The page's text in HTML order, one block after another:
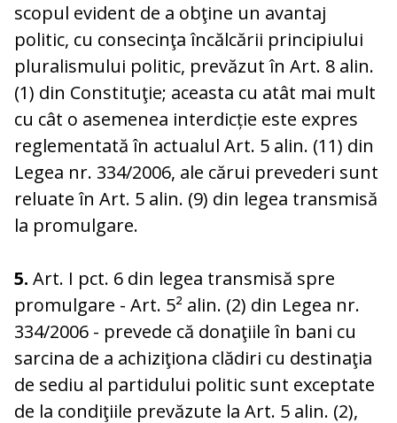
scopul evident de a obţine un avantaj
politic, cu consecinţa încălcării principiului
pluralismului politic, prevăzut în Art. 8 alin.
(1) din Constituţie; aceasta cu atât mai mult
cu cât o asemenea interdicție este expres
reglementată în actualul Art. 5 alin. (11) din
Legea nr. 334/2006, ale cărui prevederi sunt
reluate în Art. 5 alin. (9) din legea transmisă
la promulgare.
5. Art. I pct. 6 din legea transmisă spre
promulgare - Art. 5² alin. (2) din Legea nr.
334/2006 - prevede că donaţiile în bani cu
sarcina de a achiziţiona clădiri cu destinaţia
de sediu al partidului politic sunt exceptate
de la condiţiile prevăzute la Art. 5 alin. (2),